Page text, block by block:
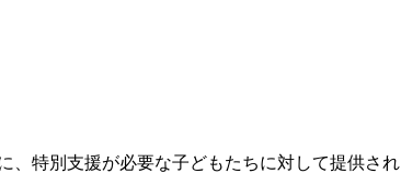
、特別支援が必要な子どもたちに対して提供され